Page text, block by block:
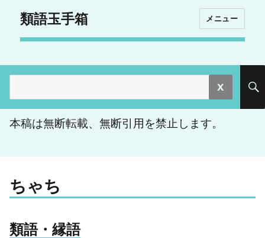
類語玉手箱 メニュー
索:
本稿は無断転載、無断引用を禁止します。
ちゃち
類語・縁語